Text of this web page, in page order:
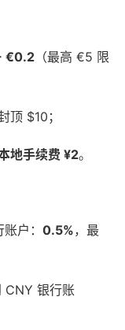
€0.2 （最高 €5 限
顶 $10；
地手续费 ¥2。
户： 0.5%，最
CNY 银行账